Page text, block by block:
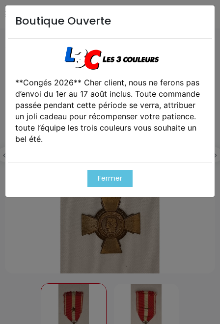
Collection
Boutique Ouverte
**Congés 2026** Cher client, nous ne ferons pas
d’envoi du 1er au 17 août inclus. Toute commande
passée pendant cette période se verra, attribuer
un joli cadeau pour récompenser votre patience.
toute l’équipe les trois couleurs vous souhaite un
bel été.
Fermer